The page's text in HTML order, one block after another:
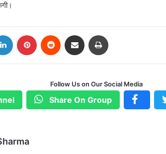
Follow Us on Our Social Media
Share On Group